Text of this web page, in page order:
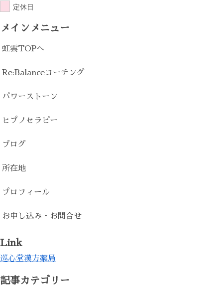
定休日
メインメニュー
虹雲TOPへ
Re:Balanceコーチング
パワーストーン
ヒプノセラピー
ブログ
所在地
プロフィール
お申し込み・お問合せ
Link
巡心堂漢方薬局
記事カテゴリー